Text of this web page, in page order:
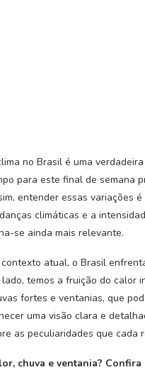
no Brasil é uma
para este final de semana
entender essas variações
climáticas e a
se ainda mais relevante.
atual, o Brasil
lado, temos a fruição do calor
fortes e ventanias, que
uma visão clara e
as peculiaridades que cada
chuva e ventania?